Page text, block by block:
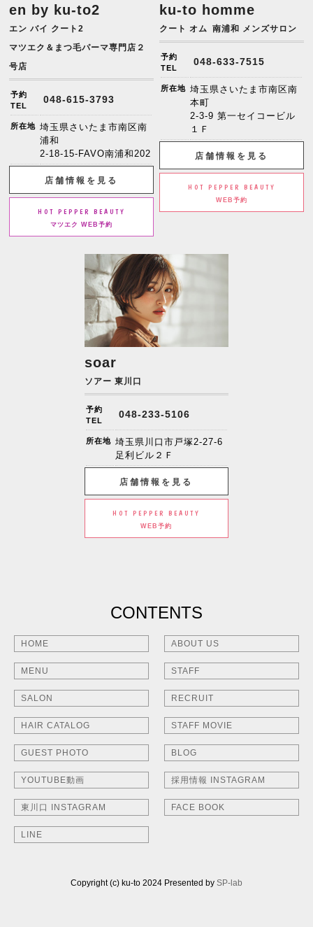
en by ku-to2
エン バイ クート2
マツエク＆まつ毛パーマ専門店２
号店
予約
TEL
048-615-3793
所在地 埼玉県さいたま市南区南
浦和
2-18-15-FAVO南浦和202
店舗情報を見る
HOT PEPPER BEAUTY
マツエク WEB予約
ku-to homme
クート オム 南浦和 メンズサロン
予約
TEL
048-633-7515
所在地 埼玉県さいたま市南区南
本町
2-3-9 第一セイコービル
１Ｆ
店舗情報を見る
HOT PEPPER BEAUTY
WEB予約
soar
ソアー 東川口
予約
TEL
048-233-5106
所在地 埼玉県川口市戸塚2-27-6
足利ビル２Ｆ
店舗情報を見る
HOT PEPPER BEAUTY
WEB予約
CONTENTS
HOME ABOUT US
MENU STAFF
SALON RECRUIT
HAIR CATALOG STAFF MOVIE
GUEST PHOTO BLOG
YOUTUBE動画 採用情報 INSTAGRAM
東川口 INSTAGRAM FACE BOOK
LINE
Copyright (c) ku-to 2024 Presented by SP-lab